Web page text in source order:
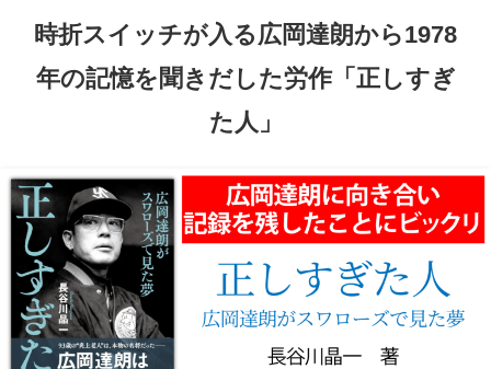
時折スイッチが入る広岡達朗から1978
年の記憶を聞きだした労作「正しすぎ
た人」